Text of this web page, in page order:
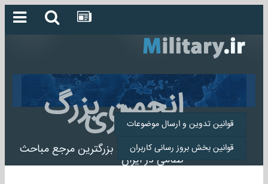
انجمن بزرگ
میلیتاری
انجمن میلیتاری بزرگترین مرجع مباحث
نظامی در ایران
قوانین تدوین و ارسال موضوعات
قوانین بخش بروز رسانی کاربران